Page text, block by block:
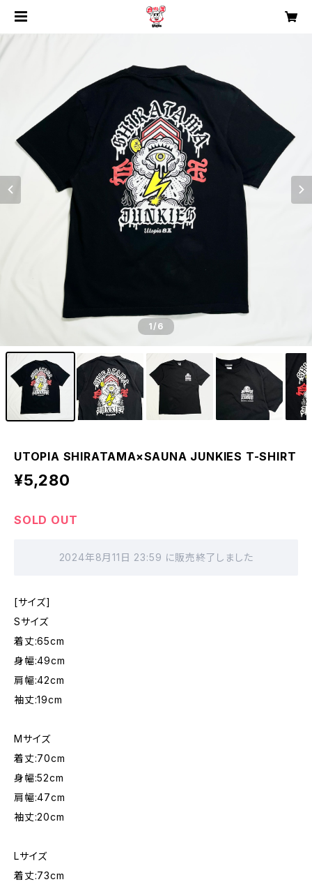
1/6
UTOPIA SHIRATAMA×SAUNA JUNKIES T-SHIRT
¥5,280
SOLD OUT
2024年8月11日 23:59 に販売終了しました
[サイズ]
Sサイズ
着丈:65cm
身幅:49cm
肩幅:42cm
袖丈:19cm
Mサイズ
着丈:70cm
身幅:52cm
肩幅:47cm
袖丈:20cm
Lサイズ
着丈:73cm